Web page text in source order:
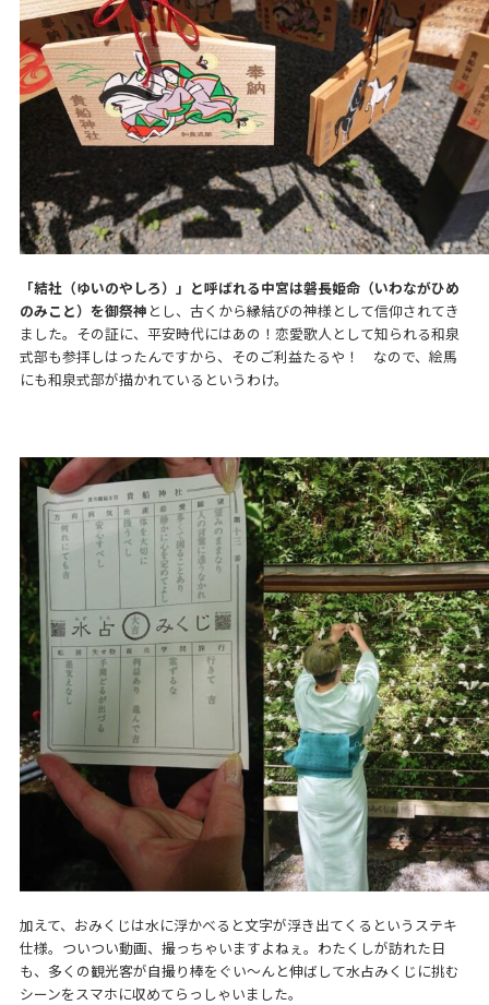
「結社（ゆいのやしろ）」と呼ばれる中宮は磐長姫命（いわながひめ
のみこと）を御祭神 とし、古くから縁結びの神様として信仰されてき
ました。その証に、平安時代にはあの！恋愛歌人として知られる和泉
式部も参拝しはったんですから、そのご利益たるや！ なので、絵馬
にも和泉式部が描かれているというわけ。
加えて、おみくじは水に浮かべると文字が浮き出てくるというステキ
仕様。ついつい動画、撮っちゃいますよねぇ。わたくしが訪れた日
も、多くの観光客が自撮り棒をぐい～んと伸ばして水占みくじに挑む
シーンをスマホに収めてらっしゃいました。